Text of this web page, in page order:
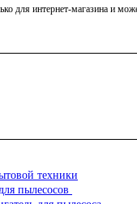
для интернет-магазина и
техники
пылесосов